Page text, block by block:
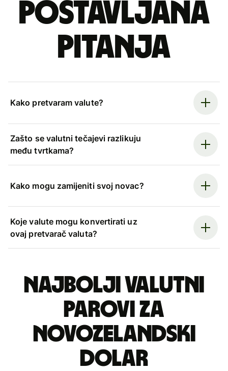
postavljana
pitanja
Kako pretvaram valute?
Zašto se valutni tečajevi razlikuju
među tvrtkama?
Kako mogu zamijeniti svoj novac?
Koje valute mogu konvertirati uz
ovaj pretvarač valuta?
Najbolji valutni
parovi za
novozelandski
dolar